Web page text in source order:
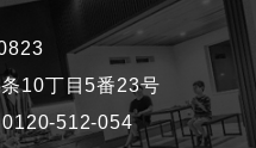
10丁目5番23号
512-054